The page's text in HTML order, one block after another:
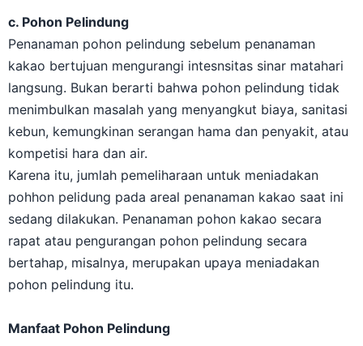
c. Pohon Pelindung
Penanaman pohon pelindung sebelum penanaman
kakao bertujuan mengurangi intesnsitas sinar matahari
langsung. Bukan berarti bahwa pohon pelindung tidak
menimbulkan masalah yang menyangkut biaya, sanitasi
kebun, kemungkinan serangan hama dan penyakit, atau
kompetisi hara dan air.
Karena itu, jumlah pemeliharaan untuk meniadakan
pohhon pelidung pada areal penanaman kakao saat ini
sedang dilakukan. Penanaman pohon kakao secara
rapat atau pengurangan pohon pelindung secara
bertahap, misalnya, merupakan upaya meniadakan
pohon pelindung itu.
Manfaat Pohon Pelindung